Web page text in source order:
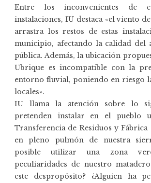
Entre los inconvenientes de
instalaciones, IU destaca «el viento
arrastra los restos de estas
municipio, afectando la calidad del
pública. Además, la ubicación
Ubrique es incompatible con la
entorno fluvial, poniendo en riesgo
locales».
IU llama la atención sobre lo
pretenden instalar en el pueblo
Transferencia de Residuos y
en pleno pulmón de nuestra
posible utilizar una zona
peculiaridades de nuestro
este despropósito? ¿Alguien ha